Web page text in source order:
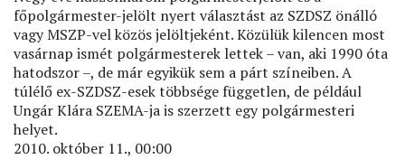
főpolgármester-jelölt nyert választást az SZDSZ önálló
vagy MSZP-vel közös jelöltjeként. Közülük kilencen most
vasárnap ismét polgármesterek lettek – van, aki 1990 óta
hatodszor –, de már egyikük sem a párt színeiben. A
túlélő ex-SZDSZ-esek többsége független, de például
Ungár Klára SZEMA-ja is szerzett egy polgármesteri
helyet.
2010. október 11., 00:00